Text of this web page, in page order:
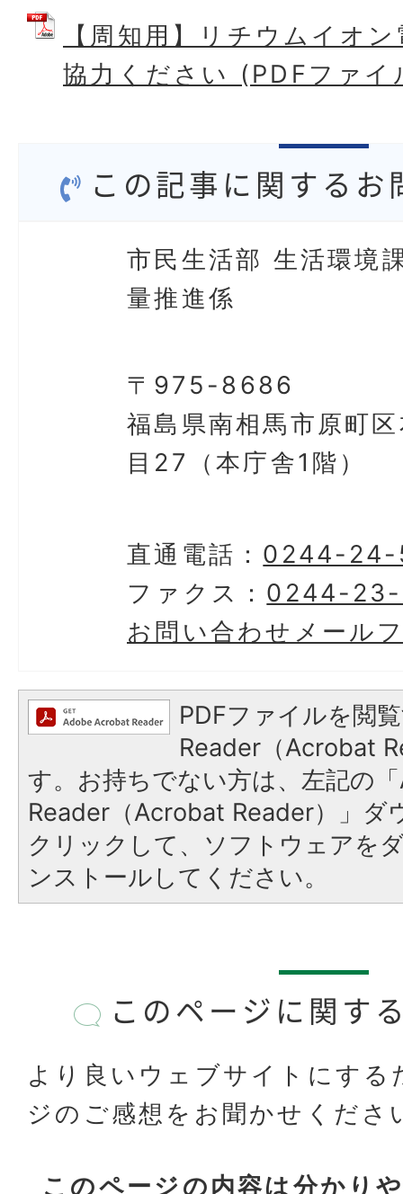
【周知用】リチウムイオ
協力ください (PDFファ
この記事に関するお
市民生活部 生活環境
量推進係
〒975-8686
福島県南相馬市原町
目27（本庁舎1階）
直通電話： 0244-24-
ファクス： 0244-
お問い合わせメール
PDFファイルを閲
Reader（Acrobat
す。お持ちでない方は、左記の
Reader（Acrobat Reader）」ダ
クリックして、ソフトウェアを
ンストールしてください。
このページに関す
より良いウェブサイトにする
ジのご感想をお聞かせくださ
このページの内容は分かり